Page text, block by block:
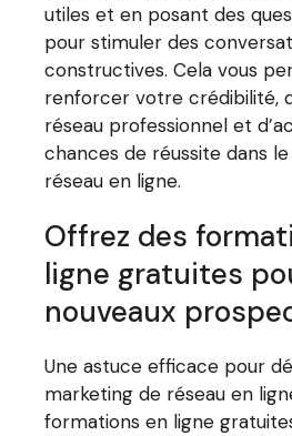
utiles et en posant des
pour stimuler des
constructives. Cela vous
renforcer votre crédibilité,
réseau professionnel et
chances de réussite dans
réseau en ligne.
Offrez des
ligne gratuites
nouveaux
Une astuce efficace pour
marketing de réseau en
formations en ligne